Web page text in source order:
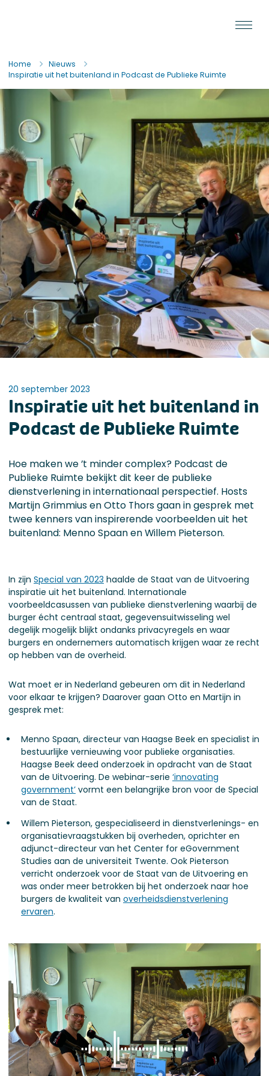
Home
Nieuws
Inspiratie uit het buitenland in Podcast de Publieke Ruimte
20 september 2023
Inspiratie uit het buitenland in
Podcast de Publieke Ruimte
Hoe maken we ’t minder complex? Podcast de
Publieke Ruimte bekijkt dit keer de publieke
dienstverlening in internationaal perspectief. Hosts
Martijn Grimmius en Otto Thors gaan in gesprek met
twee kenners van inspirerende voorbeelden uit het
buitenland: Menno Spaan en Willem Pieterson.
In zijn Special van 2023 haalde de Staat van de Uitvoering
inspiratie uit het buitenland. Internationale
voorbeeldcasussen van publieke dienstverlening waarbij de
burger écht centraal staat, gegevensuitwisseling wel
degelijk mogelijk blijkt ondanks privacyregels en waar
burgers en ondernemers automatisch krijgen waar ze recht
op hebben van de overheid.
Wat moet er in Nederland gebeuren om dit in Nederland
voor elkaar te krijgen? Daarover gaan Otto en Martijn in
gesprek met:
Menno Spaan, directeur van Haagse Beek en specialist in
bestuurlijke vernieuwing voor publieke organisaties.
Haagse Beek deed onderzoek in opdracht van de Staat
van de Uitvoering. De webinar-serie ‘innovating
government’ vormt een belangrijke bron voor de Special
van de Staat.
Willem Pieterson, gespecialiseerd in dienstverlenings- en
organisatievraagstukken bij overheden, oprichter en
adjunct-directeur van het Center for eGovernment
Studies aan de universiteit Twente. Ook Pieterson
verricht onderzoek voor de Staat van de Uitvoering en
was onder meer betrokken bij het onderzoek naar hoe
burgers de kwaliteit van overheidsdienstverlening
ervaren.